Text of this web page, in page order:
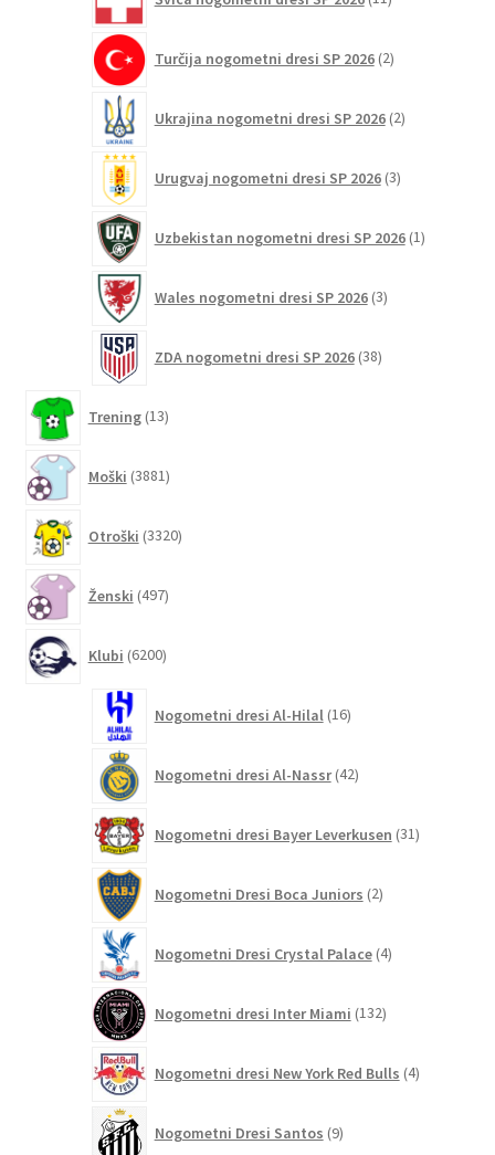
izdelkov
Turčija nogometni dresi SP 2026 2izdelka
Ukrajina nogometni dresi SP 2026 2izdelka
Urugvaj nogometni dresi SP 2026 3izdelki
Uzbekistan nogometni dresi SP 2026 1izdelek
Wales nogometni dresi SP 2026 3izdelki
ZDA nogometni dresi SP 2026 38izdelkov
Trening 13izdelkov
Moški 3881izdelkov
Otroški 3320izdelkov
Ženski 497izdelkov
Klubi 6200izdelkov
Nogometni dresi Al-Hilal 16izdelkov
Nogometni dresi Al-Nassr 42izdelkov
Nogometni dresi Bayer Leverkusen 31izdelkov
Nogometni Dresi Boca Juniors 2izdelka
Nogometni Dresi Crystal Palace 4izdelki
Nogometni dresi Inter Miami 132izdelkov
Nogometni dresi New York Red Bulls 4izdelki
Nogometni Dresi Santos 9izdelkov